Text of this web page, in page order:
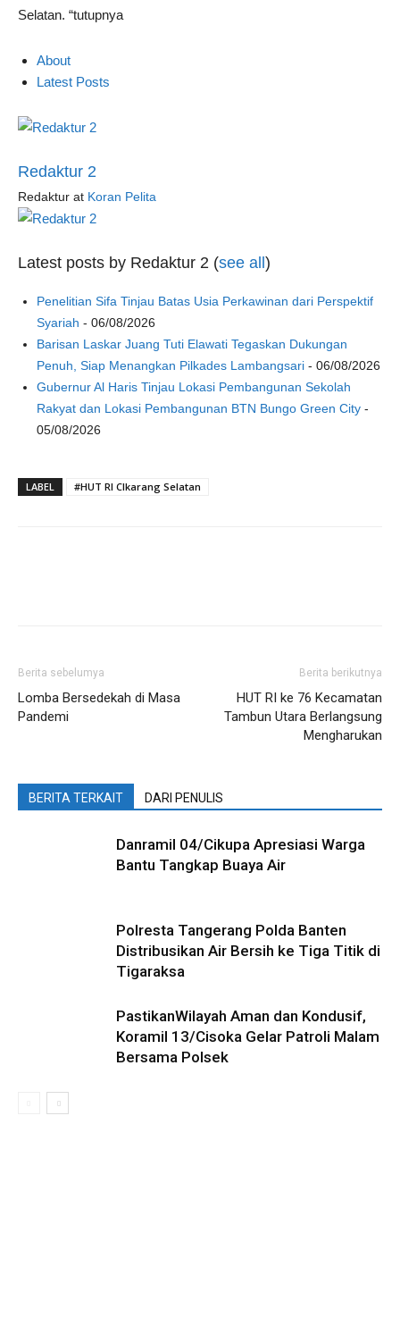
Selatan. “tutupnya
About
Latest Posts
Redaktur 2
Redaktur at Koran Pelita
Latest posts by Redaktur 2 (see all )
Penelitian Sifa Tinjau Batas Usia Perkawinan dari Perspektif
Syariah - 06/08/2026
Barisan Laskar Juang Tuti Elawati Tegaskan Dukungan
Penuh, Siap Menangkan Pilkades Lambangsari - 06/08/2026
Gubernur Al Haris Tinjau Lokasi Pembangunan Sekolah
Rakyat dan Lokasi Pembangunan BTN Bungo Green City -
05/08/2026
LABEL #HUT RI CIkarang Selatan
Berita sebelumya
Lomba Bersedekah di Masa
Pandemi
Berita berikutnya
HUT RI ke 76 Kecamatan
Tambun Utara Berlangsung
Mengharukan
BERITA TERKAIT DARI PENULIS
Danramil 04/Cikupa Apresiasi Warga
Bantu Tangkap Buaya Air
Polresta Tangerang Polda Banten
Distribusikan Air Bersih ke Tiga Titik di
Tigaraksa
PastikanWilayah Aman dan Kondusif,
Koramil 13/Cisoka Gelar Patroli Malam
Bersama Polsek